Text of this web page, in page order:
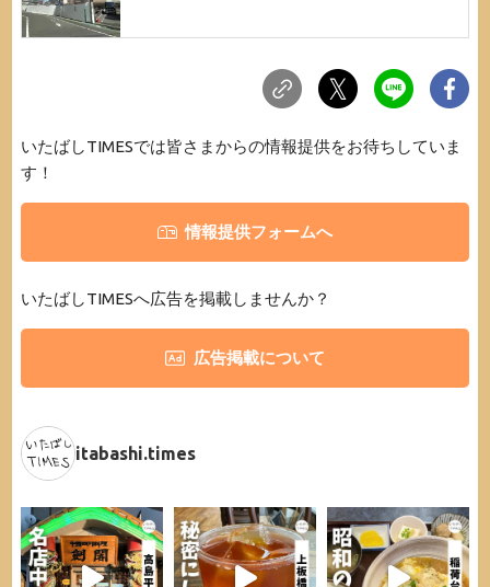
いたばしTIMESでは皆さまからの情報提供をお待ちしていま
す！
情報提供フォームへ
いたばしTIMESへ広告を掲載しませんか？
広告掲載について
itabashi.times